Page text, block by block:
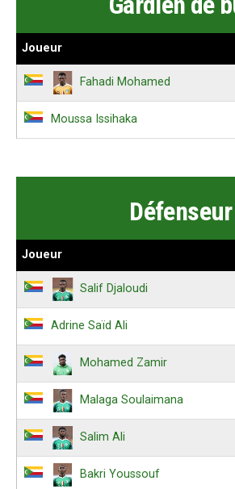
Joueur
Fahadi Mohamed
Moussa Issihaka
Défenseur
Joueur
Salif Djaloudi
Adrine Saïd Ali
Mohamed Zamir
Malaga Soulaimana
Salim Ali
Bakri Youssouf